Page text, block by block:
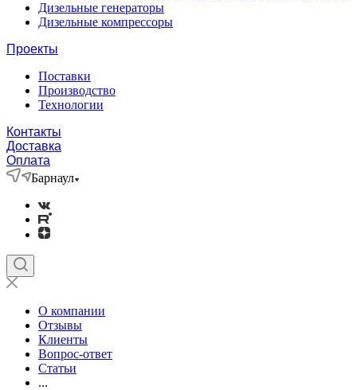
Дизельные генераторы
Дизельные компрессоры
Проекты
Поставки
Производство
Технологии
Контакты
Доставка
Оплата
Барнаул
О компании
Отзывы
Клиенты
Вопрос-ответ
Статьи
...